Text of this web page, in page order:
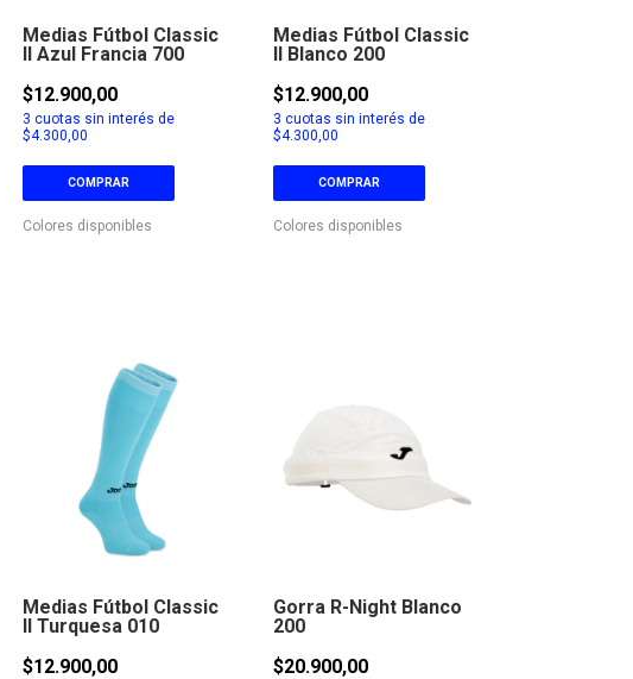
Medias Fútbol Classic
II Azul Francia 700
$12.900,00
3 cuotas sin interés de
$4.300,00
COMPRAR
Colores disponibles
Medias Fútbol Classic
II Blanco 200
$12.900,00
3 cuotas sin interés de
$4.300,00
COMPRAR
Colores disponibles
Medias Fútbol Classic
II Turquesa 010
$12.900,00
Gorra R-Night Blanco
200
$20.900,00